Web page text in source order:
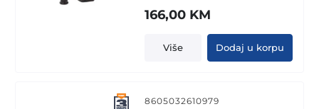
166,00 KM
Više Dodaj u korpu
8605032610979